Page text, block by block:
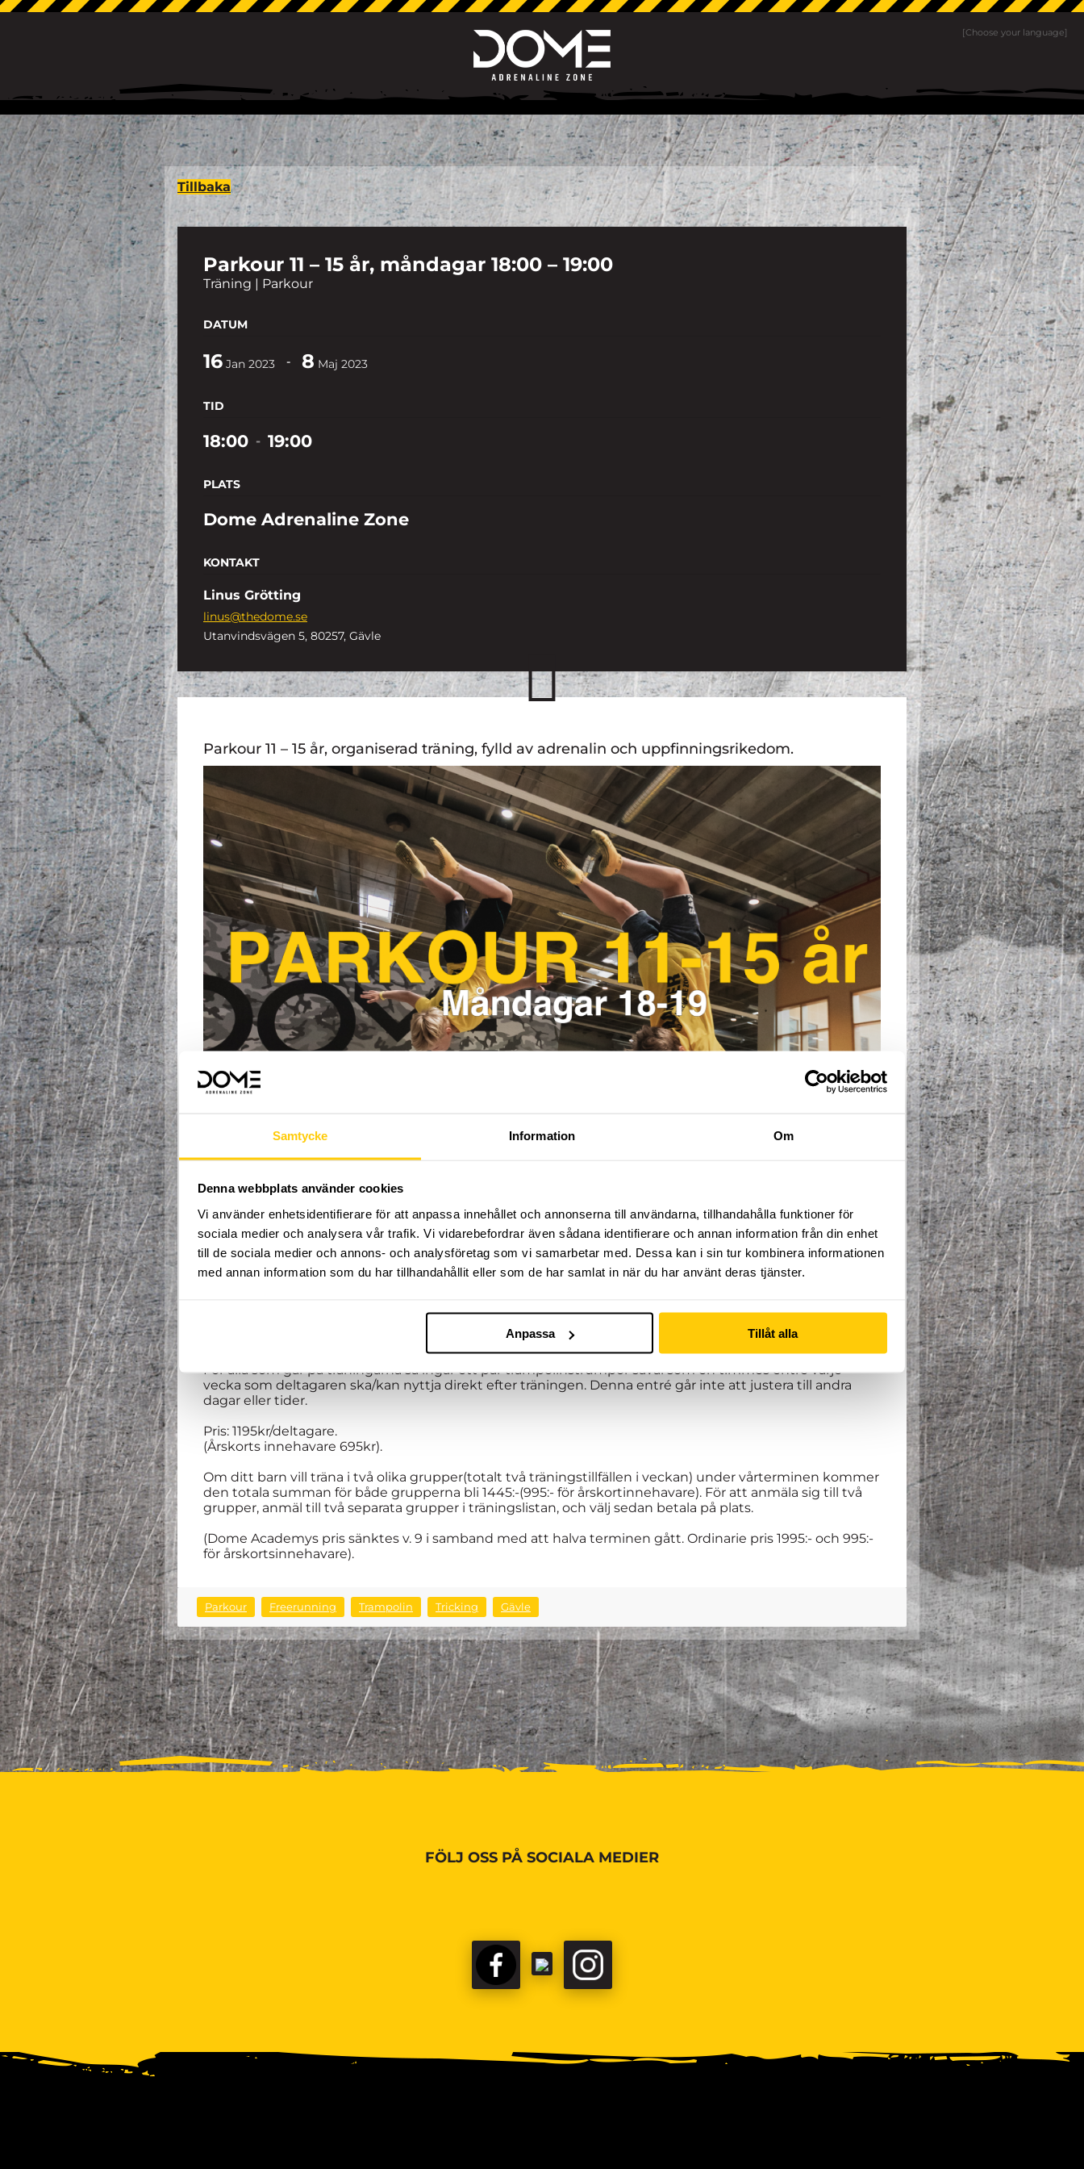
Samtycke Information Om
Denna webbplats använder cookies
Vi använder enhetsidentifierare för att anpassa innehållet och annonserna till användarna, tillhandahålla funktioner för
sociala medier och analysera vår trafik. Vi vidarebefordrar även sådana identifierare och annan information från din enhet
till de sociala medier och annons- och analysföretag som vi samarbetar med. Dessa kan i sin tur kombinera informationen
med annan information som du har tillhandahållit eller som de har samlat in när du har använt deras tjänster.
Anpassa Tillåt alla
[Choose your language]
Tillbaka
Parkour 11 – 15 år, måndagar 18:00 – 19:00
Träning | Parkour
DATUM
16 Jan 2023 - 8 Maj 2023
TID
18:00 - 19:00
PLATS
Dome Adrenaline Zone
KONTAKT
Linus Grötting
linus@thedome.se
Utanvindsvägen 5, 80257, Gävle
Parkour 11 – 15 år, organiserad träning, fylld av adrenalin och uppfinningsrikedom.
får tränaparkour, freerunningochtrickingi nordens största extremsportsarena!
Våra erfarna coacher tar hand om dig och ser till att du ständigt utvecklas i den riktning du brinner för.
Spontanitet, glädje och kamratskap är våra nyckelord!
Alla mellan 10 - 15 år är välkomna att delta. Träning varje måndag 18:00-19:00. Vårterminen pågår från 16:e
februari) för sportlov och v. 15(10:e april) för påsklov.
OBS. Träningstillfället 1:a maj är flyttat till tisdagen 2:a maj 18:00.
För alla som går på träningarna så ingår ett par trampolinstrumpor såväl som en timmes entré varje
vecka som deltagaren ska/kan nyttja direkt efter träningen. Denna entré går inte att justera till andra
dagar eller tider.
Pris: 1195kr/deltagare.
(Årskorts innehavare 695kr).
Om ditt barn vill träna i två olika grupper(totalt två träningstillfällen i veckan) under vårterminen kommer
den totala summan för både grupperna bli 1445:-(995:- för årskortinnehavare). För att anmäla sig till två
grupper, anmäl till två separata grupper i träningslistan, och välj sedan betala på plats.
(Dome Academys pris sänktes v. 9 i samband med att halva terminen gått. Ordinarie pris 1995:- och 995:-
för årskortsinnehavare).
Parkour Freerunning Trampolin Tricking Gävle
FÖLJ OSS PÅ SOCIALA MEDIER
FACEBOOKTIKTOK